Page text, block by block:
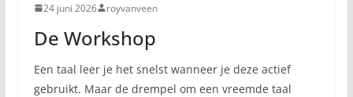
24 juni 2026 royvanveen
De Workshop
Een taal leer je het snelst wanneer je deze actief
gebruikt. Maar de drempel om een vreemde taal